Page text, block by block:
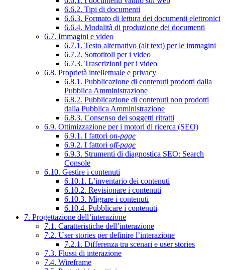
6.6.2. Tipi di documenti
6.6.3. Formato di lettura dei documenti elettronici
6.6.4. Modalità di produzione dei documenti
6.7. Immagini e video
6.7.1. Testo alternativo (alt text) per le immagini
6.7.2. Sottotitoli per i video
6.7.3. Trascrizioni per i video
6.8. Proprietà intellettuale e privacy
6.8.1. Pubblicazione di contenuti prodotti dalla
Pubblica Amministrazione
6.8.2. Pubblicazione di contenuti non prodotti
dalla Pubblica Amministrazione
6.8.3. Consenso dei soggetti ritratti
6.9. Ottimizzazione per i motori di ricerca (SEO)
6.9.1. I fattori on-page
6.9.2. I fattori off-page
6.9.3. Strumenti di diagnostica SEO: Search
Console
6.10. Gestire i contenuti
6.10.1. L’inventario dei contenuti
6.10.2. Revisionare i contenuti
6.10.3. Migrare i contenuti
6.10.4. Pubblicare i contenuti
7. Progettazione dell’interazione
7.1. Caratteristiche dell’interazione
7.2. User stories per definire l’interazione
7.2.1. Differenza tra scenari e user stories
7.3. Flussi di interazione
7.4. Wireframe